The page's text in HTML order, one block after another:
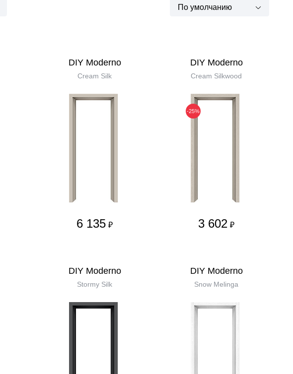
По умолчанию
DIY Moderno
Cream Silk
6 135 ₽
DIY Moderno
Cream Silkwood
-25%
3 602 ₽
DIY Moderno
Stormy Silk
DIY Moderno
Snow Melinga